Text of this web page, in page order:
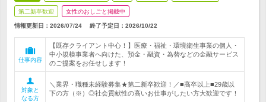
第二新卒歓迎 女性のおしごと掲載中
情報更新日：2026/07/24 終了予定日： 2026/10/22
仕事内容
【既存クライアント中心！】医療・福祉・環境衛生事業の個人・
中小規模事業者へ向けた、預金・融資・為替などの金融サービス
のご提案をお任せします！
対象と
なる方
＼業界・職種未経験募集★第二新卒歓迎！／■高卒以上■29歳以
下の方（※）◎社会貢献性の高いお仕事がしたい方大歓迎です！